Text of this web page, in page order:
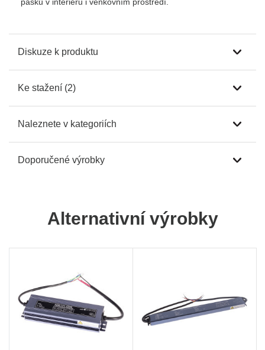
Diskuze k produktu
Ke stažení (2)
Naleznete v kategoriích
Doporučené výrobky
Alternativní výrobky